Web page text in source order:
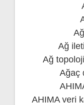
Ağ
Ağ
Ağaç
AHIMA veri